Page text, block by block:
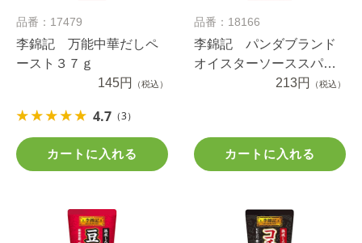
品番：17479
李錦記 万能中華だしペ
ースト３７ｇ
145円
（税込）
4.7 （3）
カートに入れる
品番：18166
李錦記 パンダブランド
オイスターソーススパウ
トパウチ １３０ｇ
213円 （税込）
カートに入れる